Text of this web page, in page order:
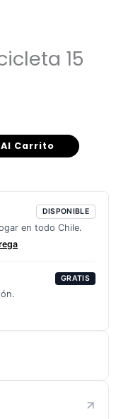
15
Carrito
DISPONIBLE
en todo Chile.
GRATIS